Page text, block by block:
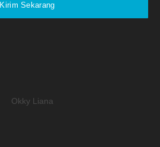
Kirim Sekarang